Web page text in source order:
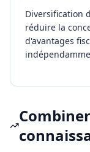
Diversification
réduire la
d'avantages